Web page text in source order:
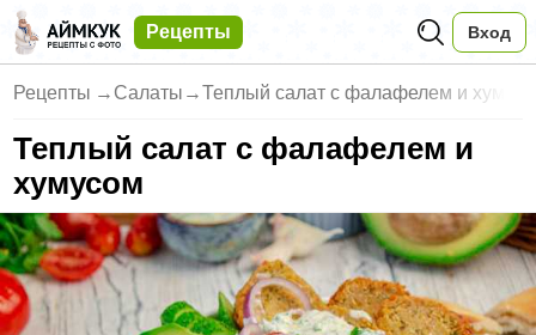
Рецепты Вход
Рецепты → Салаты →Теплый салат с фалафелем и хум
Теплый салат с фалафелем и
хумусом